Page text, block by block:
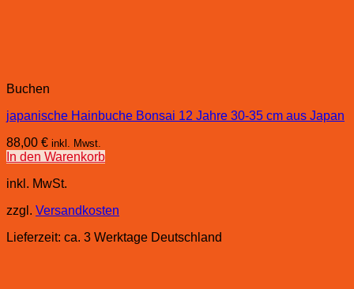
Buchen
japanische Hainbuche Bonsai 12 Jahre 30-35 cm aus Japan
88,00 € inkl. Mwst.
In den Warenkorb
inkl. MwSt.
zzgl. Versandkosten
Lieferzeit: ca. 3 Werktage Deutschland